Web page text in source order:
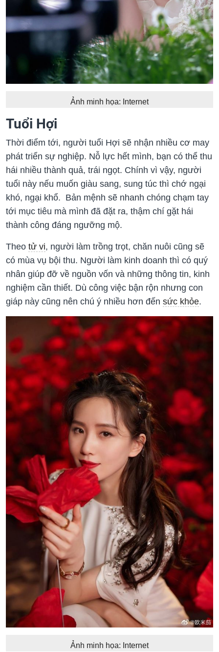
Ảnh minh họa: Internet
Tuổi Hợi
Thời điểm tới, người tuổi Hợi sẽ nhận nhiều cơ may
phát triển sự nghiệp. Nỗ lực hết mình, bạn có thể thu
hái nhiều thành quả, trái ngọt. Chính vì vậy, người
tuổi này nếu muốn giàu sang, sung túc thì chớ ngại
khó, ngại khổ. Bản mệnh sẽ nhanh chóng chạm tay
tới mục tiêu mà mình đã đặt ra, thậm chí gặt hái
thành công đáng ngưỡng mộ.
Theo tử vi, người làm trồng trọt, chăn nuôi cũng sẽ
có mùa vụ bội thu. Người làm kinh doanh thì có quý
nhân giúp đỡ về nguồn vốn và những thông tin, kinh
nghiệm cần thiết. Dù công việc bận rộn nhưng con
giáp này cũng nên chú ý nhiều hơn đến sức khỏe.
Ảnh minh họa: Internet